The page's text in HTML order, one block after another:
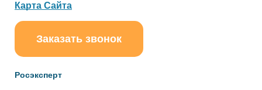
Росэксперт
Карта Сайта
Заказать звонок
online